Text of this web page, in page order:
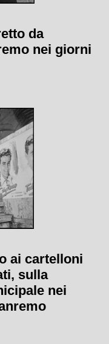
da
nei giorni
ai cartelloni
sulla
nei